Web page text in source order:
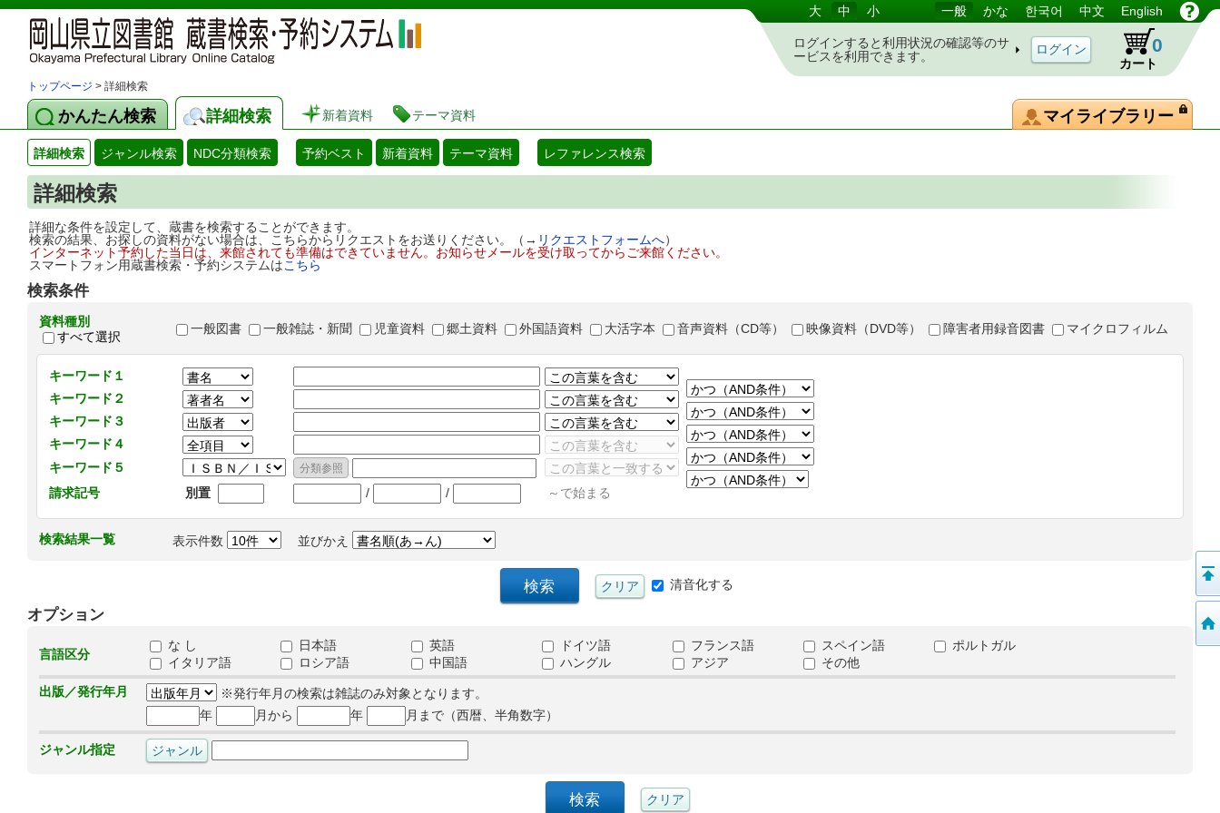
岡山県立図書館 蔵書検索・予約システム 大 中 小 一般 かな 한국어 中文 English
ログインすると利用状況の確認等のサ
ービスを利用できます。
カート
0
トップページ > 詳細検索
かんたん検索 詳細検索 新着資料 テーマ資料 マイライブラリー
詳細検索 ジャンル検索 NDC分類検索 予約ベスト 新着資料 テーマ資料 レファレンス検索
詳細検索
詳細な条件を設定して、蔵書を検索することができます。
検索の結果、お探しの資料がない場合は、こちらからリクエストをお送りください。（→ リクエストフォームへ）
インターネット予約した当日は、来館されても準備はできていません。お知らせメールを受け取ってからご来館ください。
スマートフォン用蔵書検索・予約システムはこちら
検索条件
資料種別
すべて選択
一般図書 一般雑誌・新聞 児童資料 郷土資料 外国語資料 大活字本 音声資料（CD等） 映像資料（DVD等） 障害者用録音図書 マイクロフィルム
キーワード１
キーワード２
キーワード３
キーワード４
キーワード５
請求記号
別置 / / ～で始まる
検索結果一覧 表示件数 並びかえ
清音化する
オプション
言語区分
な し 日本語 英語 ドイツ語 フランス語 スペイン語
ポルトガル
イタリア語
ロシア語 中国語 ハングル アジア
その他
出版／発行年月
※発行年月の検索は雑誌のみ対象となります。
年
月から 年 月まで（西暦、半角数字）
ジャンル指定